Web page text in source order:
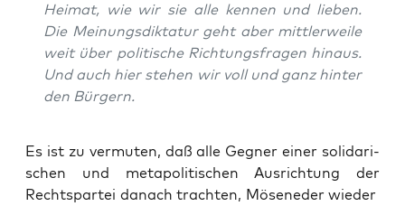
Hei­mat, wie wir sie alle ken­nen und lie­ben.
Die Mei­nungs­dik­ta­tur geht aber mitt­ler­wei­le
weit über poli­ti­sche Rich­tungs­fra­gen hin­aus.
Und auch hier ste­hen wir voll und ganz hin­ter
den Bürgern.
Es ist zu ver­mu­ten, daß alle Geg­ner einer soli­da­ri­
schen und meta­po­li­ti­schen Aus­rich­tung der
Rechts­par­tei danach trach­ten, Möse­ne­der wie­der